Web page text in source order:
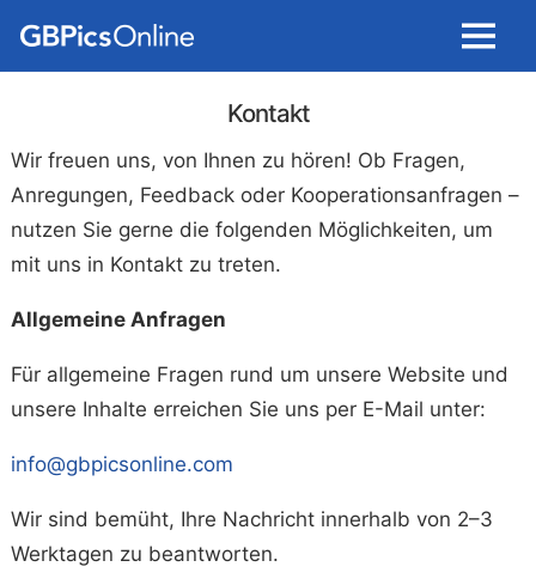
Menu
Kontakt
Wir freuen uns, von Ihnen zu hören! Ob Fragen,
Anregungen, Feedback oder Kooperationsanfragen –
nutzen Sie gerne die folgenden Möglichkeiten, um
mit uns in Kontakt zu treten.
Allgemeine Anfragen
Für allgemeine Fragen rund um unsere Website und
unsere Inhalte erreichen Sie uns per E-Mail unter:
info@gbpicsonline.com
Wir sind bemüht, Ihre Nachricht innerhalb von 2–3
Werktagen zu beantworten.